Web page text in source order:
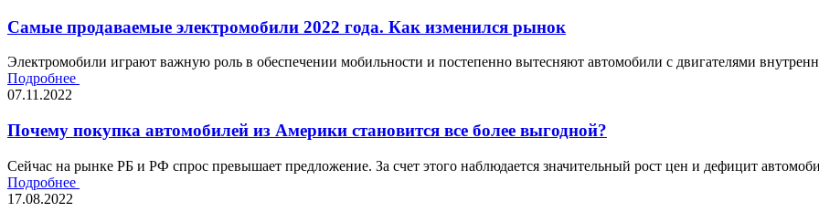
Самые продаваемые электромобили 2022 года. Как изменился рынок
Электромобили играют важную роль в обеспечении мобильности и постепенно вытесняют автомобили с двигателями
Подробнее
07.11.2022
Почему покупка автомобилей из Америки становится все более выгодной?
Сейчас на рынке РБ и РФ спрос превышает предложение. За счет этого наблюдается значительный рост цен и дефицит
Подробнее
17.08.2022